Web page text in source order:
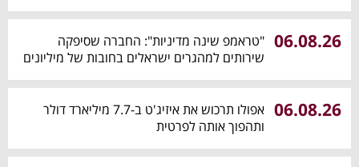
06.08.26 "טראמפ שינה מדיניות": החברה שסיפקה
שירותים למהגרים ישראלים בחובות של מיליונים
06.08.26
אפולו תרכוש את איזיג'ט ב-7.7 מיליארד דולר
ותהפוך אותה לפרטית